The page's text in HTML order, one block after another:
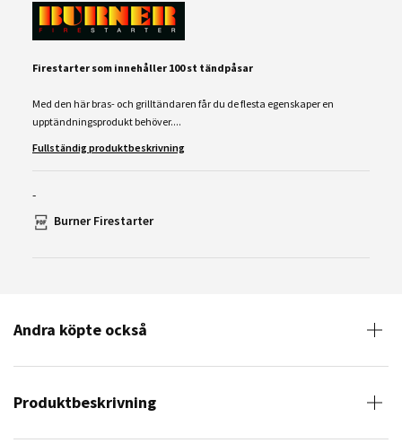
Firestarter som innehåller 100 st tändpåsar
Med den här bras- och grilltändaren får du de flesta egenskaper en
upptändningsprodukt behöver....
Fullständig produktbeskrivning
-
Burner Firestarter
Andra köpte också
Produktbeskrivning